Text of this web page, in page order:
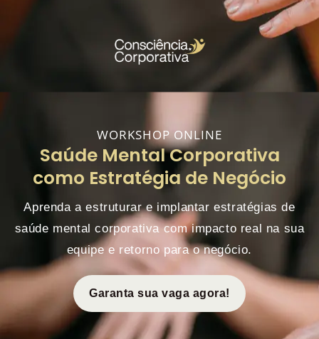
WORKSHOP ONLINE
Saúde Mental Corporativa
como Estratégia de Negócio
Aprenda a estruturar e implantar estratégias de
saúde mental corporativa com impacto real na sua
equipe e retorno para o negócio.
Garanta sua vaga agora!